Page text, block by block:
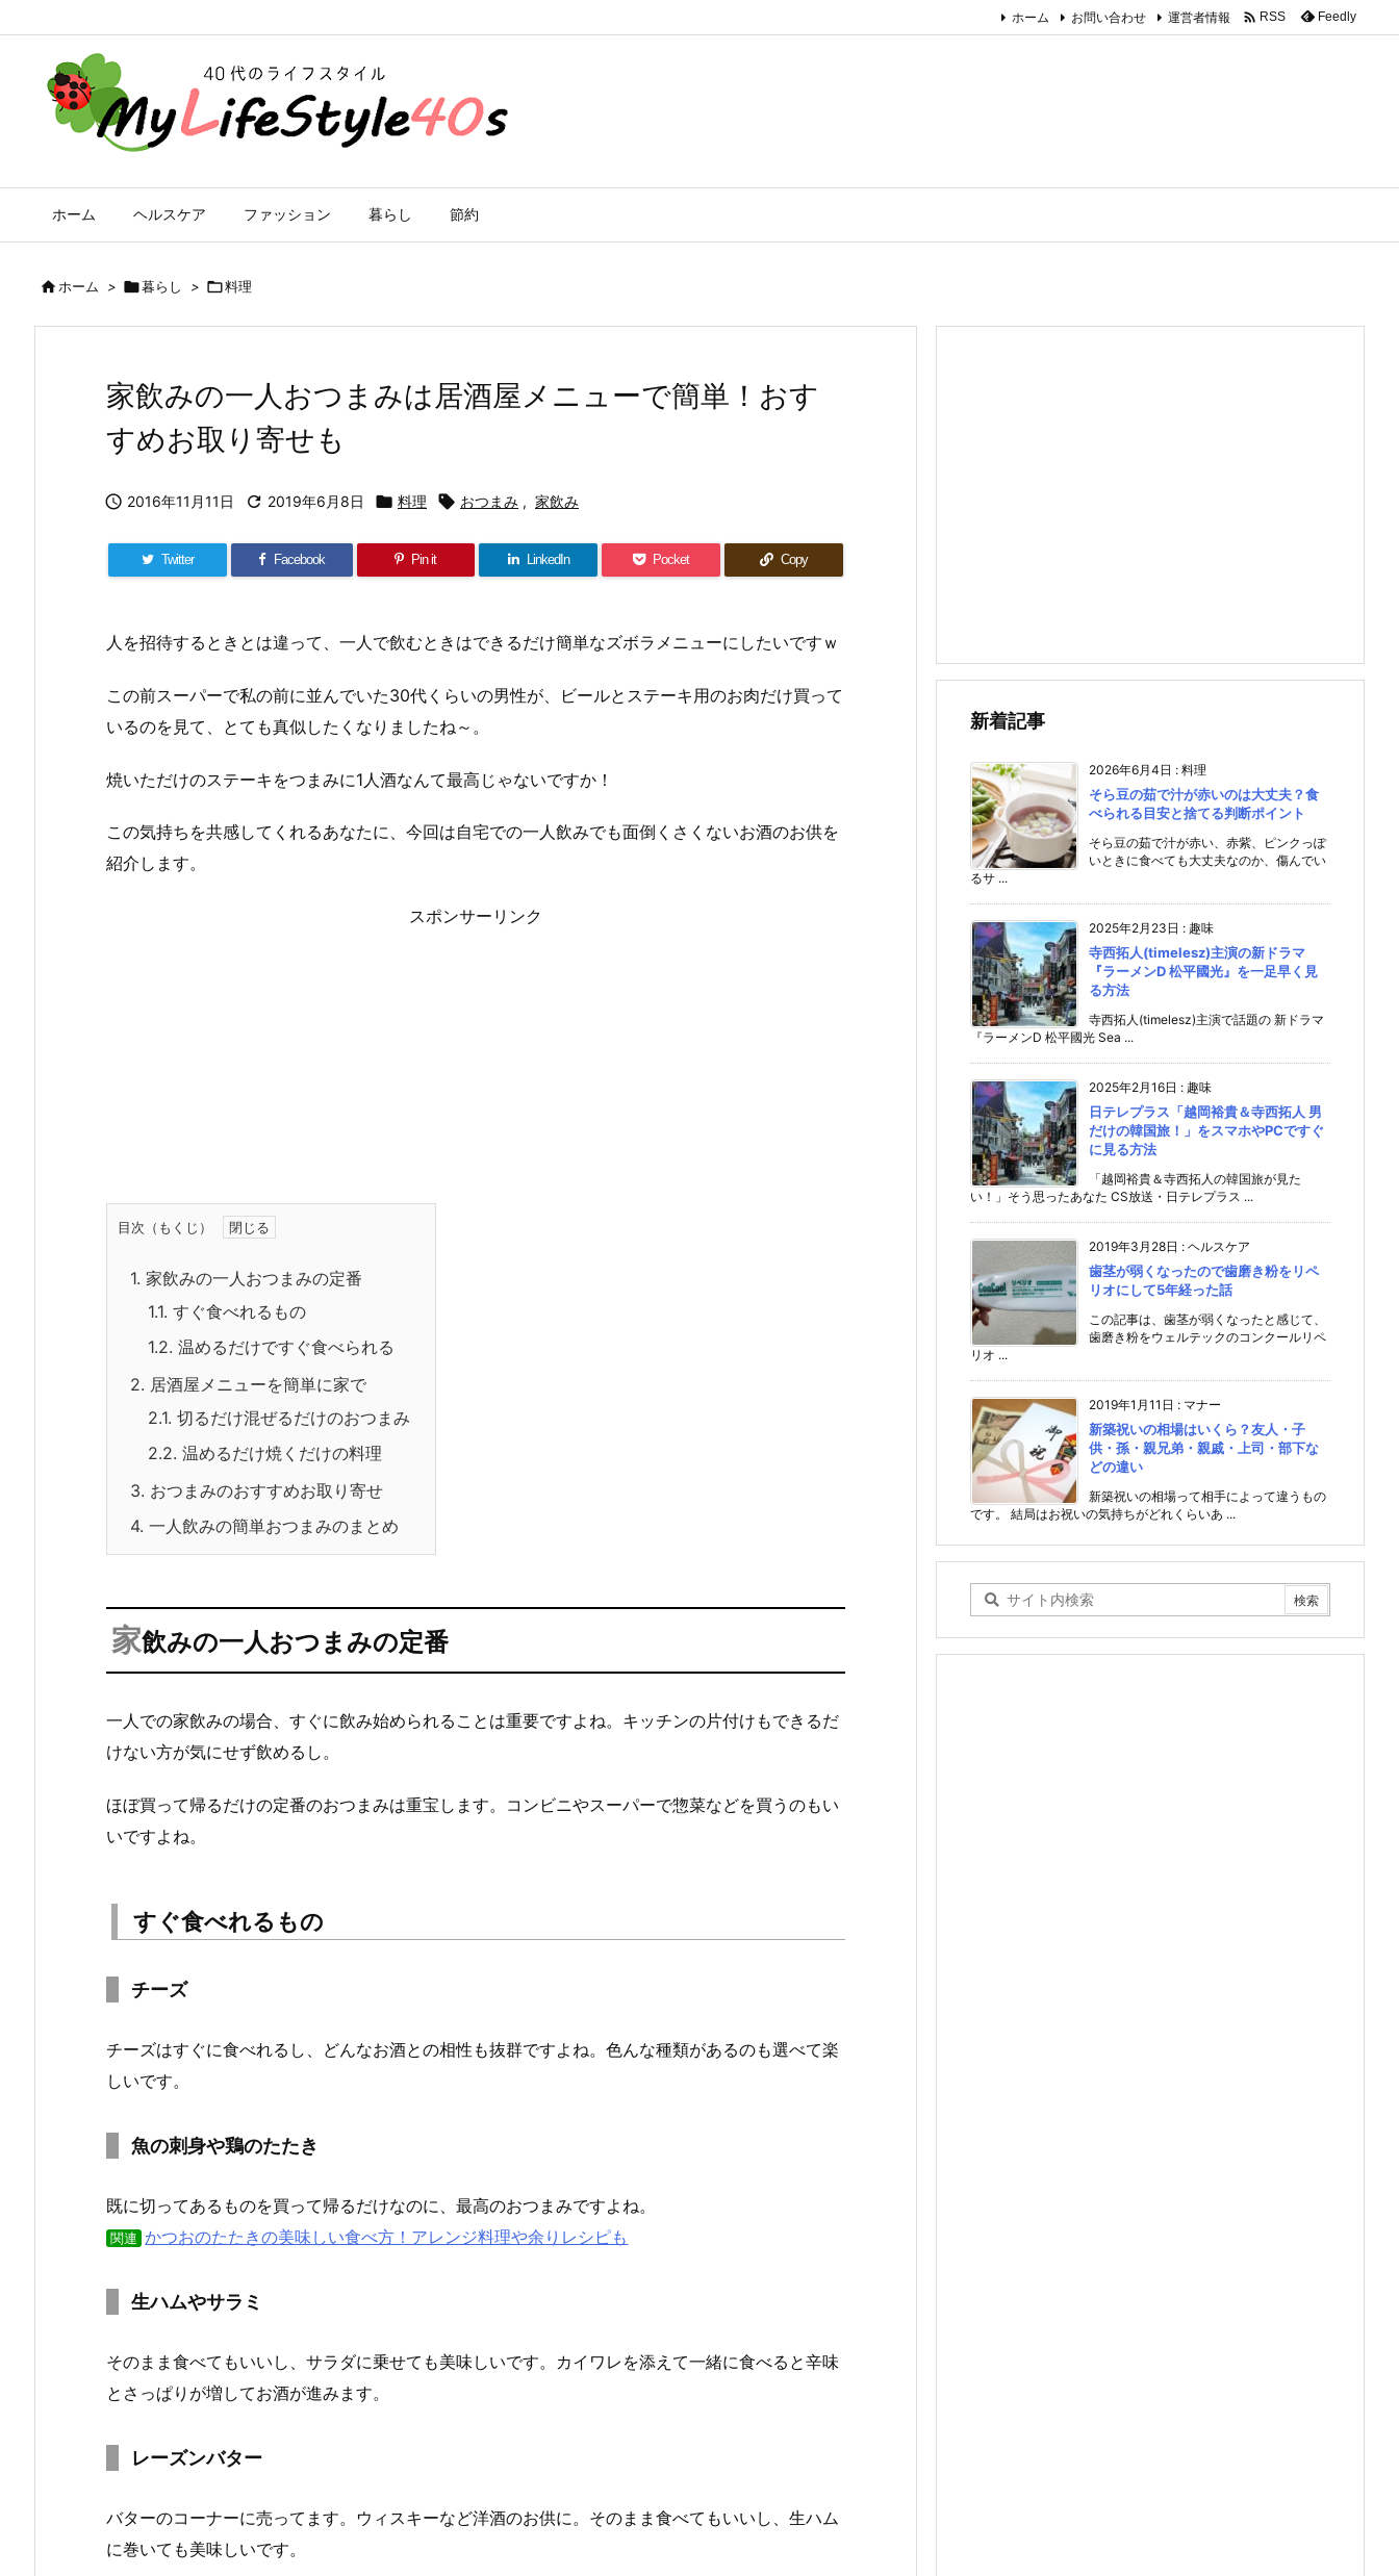
ホーム ヘルスケア ファッション 暮らし 節約
ホーム お問い合わせ 運営者情報  RSS Feedly
ホーム > 暮らし > 料理
家飲みの一人おつまみは居酒屋メニューで簡単！おす
すめお取り寄せも
 2016年11月11日  2019年6月8日  料理  おつまみ , 家飲み
Twitter Facebook Pin it LinkedIn Pocket Copy
人を招待するときとは違って、一人で飲むときはできるだけ簡単なズボラメニューにしたいですｗ
この前スーパーで私の前に並んでいた30代くらいの男性が、ビールとステーキ用のお肉だけ買って
いるのを見て、とても真似したくなりましたね～。
焼いただけのステーキをつまみに1人酒なんて最高じゃないですか！
この気持ちを共感してくれるあなたに、今回は自宅での一人飲みでも面倒くさくないお酒のお供を
紹介します。
スポンサーリンク
目次（もくじ）
1. 家飲みの一人おつまみの定番
1.1. すぐ食べれるもの
1.2. 温めるだけですぐ食べられる
2. 居酒屋メニューを簡単に家で
2.1. 切るだけ混ぜるだけのおつまみ
2.2. 温めるだけ焼くだけの料理
3. おつまみのおすすめお取り寄せ
4. 一人飲みの簡単おつまみのまとめ
家飲みの一人おつまみの定番
一人での家飲みの場合、すぐに飲み始められることは重要ですよね。キッチンの片付けもできるだ
けない方が気にせず飲めるし。
ほぼ買って帰るだけの定番のおつまみは重宝します。コンビニやスーパーで惣菜などを買うのもい
いですよね。
すぐ食べれるもの
チーズ
チーズはすぐに食べれるし、どんなお酒との相性も抜群ですよね。色んな種類があるのも選べて楽
しいです。
魚の刺身や鶏のたたき
既に切ってあるものを買って帰るだけなのに、最高のおつまみですよね。
関連 かつおのたたきの美味しい食べ方！アレンジ料理や余りレシピも
生ハムやサラミ
そのまま食べてもいいし、サラダに乗せても美味しいです。カイワレを添えて一緒に食べると辛味
とさっぱりが増してお酒が進みます。
レーズンバター
バターのコーナーに売ってます。ウィスキーなど洋酒のお供に。そのまま食べてもいいし、生ハム
に巻いても美味しいです。
新着記事
2026年6月4日 : 料理
そら豆の茹で汁が赤いのは大丈夫？食
べられる目安と捨てる判断ポイント
そら豆の茹で汁が赤い、赤紫、ピンクっぽ
いときに食べても大丈夫なのか、傷んでい
るサ ...
2025年2月23日 : 趣味
寺西拓人(timelesz)主演の新ドラマ
『ラーメンD 松平國光』を一足早く見
る方法
寺西拓人(timelesz)主演で話題の 新ドラマ
『ラーメンD 松平國光 Sea ...
2025年2月16日 : 趣味
日テレプラス「越岡裕貴＆寺西拓人 男
だけの韓国旅！」をスマホやPCですぐ
に見る方法
「越岡裕貴＆寺西拓人の韓国旅が見た
い！」そう思ったあなた CS放送・日テレプラス ...
2019年3月28日 : ヘルスケア
歯茎が弱くなったので歯磨き粉をリペ
リオにして5年経った話
この記事は、歯茎が弱くなったと感じて、
歯磨き粉をウェルテックのコンクールリペ
リオ ...
2019年1月11日 : マナー
新築祝いの相場はいくら？友人・子
供・孫・親兄弟・親戚・上司・部下な
どの違い
新築祝いの相場って相手によって違うもの
です。 結局はお祝いの気持ちがどれくらいあ ...